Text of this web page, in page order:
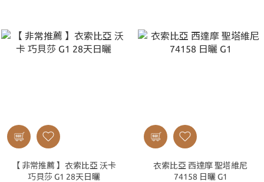
【 非常推薦 】衣索比亞 沃卡
巧貝莎 G1 28天日曬
衣索比亞 西達摩 聖塔維尼
74158 日曬 G1